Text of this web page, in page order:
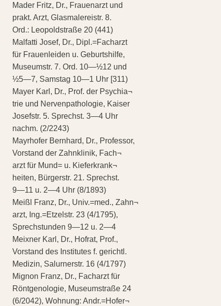
Mader Fritz, Dr., Frauenarzt und
prakt. Arzt, Glasmalereistr. 8.
Ord.: Leopoldstraße 20 (441)
Malfatti Josef, Dr., Dipl.=Facharzt
für Frauenleiden u. Geburtshilfe,
Museumstr. 7. Ord. 10—½12 und
½5—7, Samstag 10—1 Uhr [311)
Mayer Karl, Dr., Prof. der Psychia¬
trie und Nervenpathologie, Kaiser
Josefstr. 5. Sprechst. 3—4 Uhr
nachm. (2/2243)
Mayrhofer Bernhard, Dr., Professor,
Vorstand der Zahnklinik, Fach¬
arzt für Mund= u. Kieferkrank¬
heiten, Bürgerstr. 21. Sprechst.
9—11 u. 2—4 Uhr (8/1893)
Meißl Franz, Dr., Univ.=med., Zahn¬
arzt, Ing.=Etzelstr. 23 (4/1795),
Sprechstunden 9—12 u. 2—4
Meixner Karl, Dr., Hofrat, Prof.,
Vorstand des Institutes f. gerichtl.
Medizin, Salurnerstr. 16 (4/1797)
Mignon Franz, Dr., Facharzt für
Röntgenologie, Museumstraße 24
(6/2042), Wohnung: Andr.=Hofer¬